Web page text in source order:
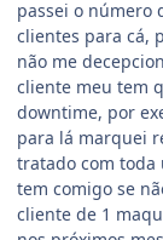
passei o número
clientes para cá,
não me
cliente meu tem
downtime, por
para lá marquei
tratado com toda
tem comigo se
cliente de 1